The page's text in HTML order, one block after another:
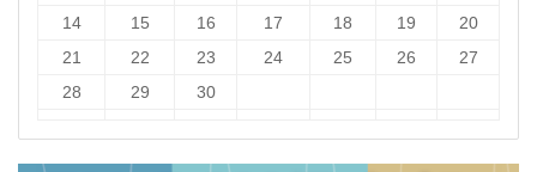
14
15 16 17 18 19
20
21
22 23 24 25 26
27
28
29 30